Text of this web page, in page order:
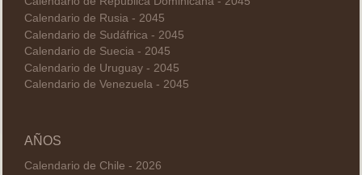
Calendario de Rusia - 2045
Calendario de Sudáfrica - 2045
Calendario de Suecia - 2045
Calendario de Uruguay - 2045
Calendario de Venezuela - 2045
AÑOS
Calendario de Chile - 2026